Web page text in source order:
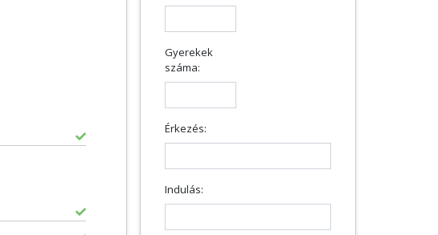
Gyerekek
száma:
Érkezés:
Indulás: